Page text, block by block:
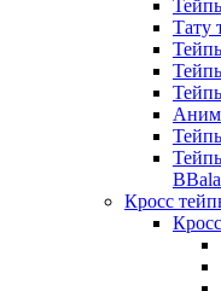
Тату
Кросс